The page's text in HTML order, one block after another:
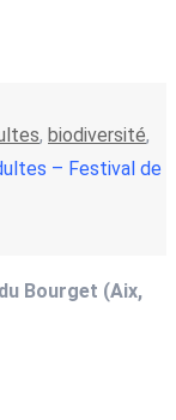
, biodiversité,
– Festival de
Bourget (Aix,